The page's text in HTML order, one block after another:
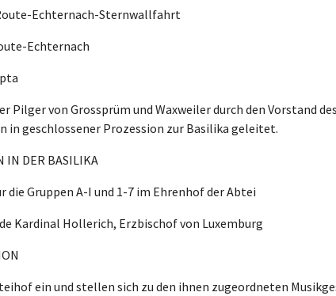
Echternach-Sternwallfahrt
Echternach
Pilger von Grossprüm und Waxweiler durch den Vorstand des
in geschlossener Prozession zur Basilika geleitet.
IN DER BASILIKA
die Gruppen A-I und 1-7 im Ehrenhof der Abtei
Kardinal Hollerich, Erzbischof von Luxemburg
ein und stellen sich zu den ihnen zugeordneten